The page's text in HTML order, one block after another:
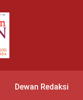
Dewan Redaksi